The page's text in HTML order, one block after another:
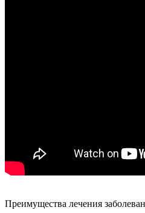
Преимущества лечения